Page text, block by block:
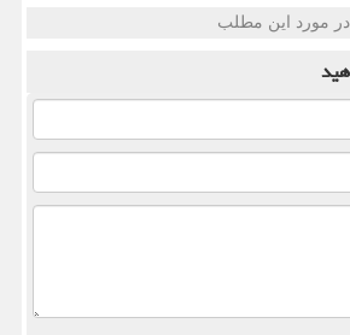
در مورد این مطلب